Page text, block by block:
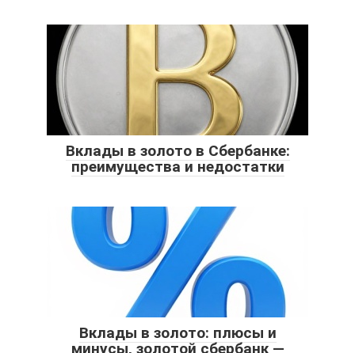
Вклады в золото в Сбербанке:
преимущества и недостатки
Вклады в золото: плюсы и
минусы, золотой сбербанк —